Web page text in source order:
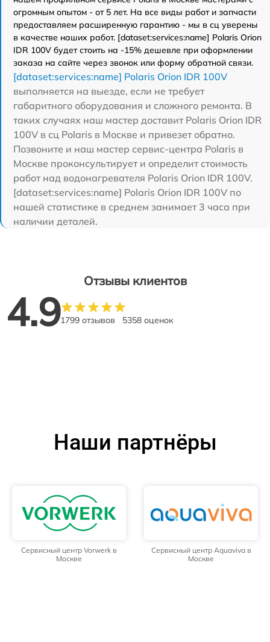
огромным опытом - от 5 лет. На все виды работ и запчасти
предоставляем расширенную гарантию - мы в сц уверены
в качестве наших работ. [dataset:services:name] Polaris Orion
IDR 100V будет стоить на -15% дешевле при оформлении
заказа на сайте через звонок или форму обратной связи.
[dataset:services:name] Polaris Orion IDR 100V
выполняется на выезде, если не требует
габаритного оборудования и сложного ремонта. В
таких случаях наш мастер доставит Polaris Orion IDR
100V в сц Polaris в Москве и привезет обратно.
Позвоните и наш мастер сервис-центра Polaris в
Москве проконсультирует и определит стоимость
работ над водонагревателя Polaris Orion IDR 100V.
[dataset:services:name] Polaris Orion IDR 100V по
нашей статистике в среднем занимает 3 часа при
наличии деталей.
Отзывы клиентов
4.91799 отзывов 5358 оценок
Наши партнёры
Сервисный центр Vorwerk в
Москве
Сервисный центр Aquaviva в
Москве